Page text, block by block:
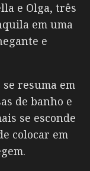
e Olga, três
em uma
e
resuma em
de banho e
se esconde
colocar em